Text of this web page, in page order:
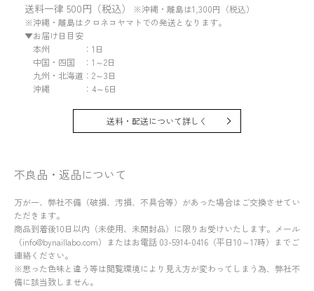
送料一律 500円（税込）
※沖縄・離島は1,300円（税込）
※沖縄・離島はクロネコヤマトでの発送となります。
▼お届け日目安
本州 ：1日
中国・四国 ：1～2日
九州・北海道：2～3日
沖縄 ：4～6日
送料・配送について詳しく
不良品・返品について
万が一、弊社不備（破損、汚損、不具合等）があった場合はご交換させてい
ただきます。
商品到着後10日以内（未使用、未開封品）に限りお受けいたします。メール
（info@bynaillabo.com）またはお電話 03-5914-0416（平日10～17時）までご
連絡ください。
※思った色味と違う等は閲覧環境により見え方が変わってしまう為、弊社不
備に該当致しません。